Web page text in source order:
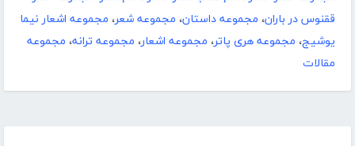
ققنوس در باران، مجموعه داستان، مجموعه شعر، مجموعه اشعار نیما
یوشیج، مجموعه هری پاتر، مجموعه اشعار، مجموعه ترانه، مجموعه
مقالات